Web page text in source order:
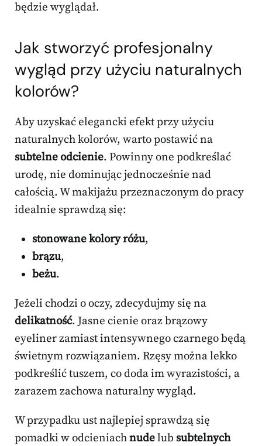
będzie wyglądał.
Jak stworzyć profesjonalny
wygląd przy użyciu naturalnych
kolorów?
Aby uzyskać elegancki efekt przy użyciu
naturalnych kolorów, warto postawić na
subtelne odcienie. Powinny one podkreślać
urodę, nie dominując jednocześnie nad
całością. W makijażu przeznaczonym do pracy
idealnie sprawdzą się:
stonowane kolory różu,
brązu,
beżu.
Jeżeli chodzi o oczy, zdecydujmy się na
delikatność. Jasne cienie oraz brązowy
eyeliner zamiast intensywnego czarnego będą
świetnym rozwiązaniem. Rzęsy można lekko
podkreślić tuszem, co doda im wyrazistości, a
zarazem zachowa naturalny wygląd.
W przypadku ust najlepiej sprawdzą się
pomadki w odcieniachnudelub subtelnych